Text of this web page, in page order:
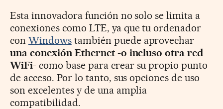
Esta innovadora función no solo se limita a
conexiones como LTE, ya que tu ordenador
con Windowstambién puede aprovechar
una conexión Ethernet -o incluso otra red
WiFi- como base para crear su propio punto
de acceso. Por lo tanto, sus opciones de uso
son excelentes y de una amplia
compatibilidad.